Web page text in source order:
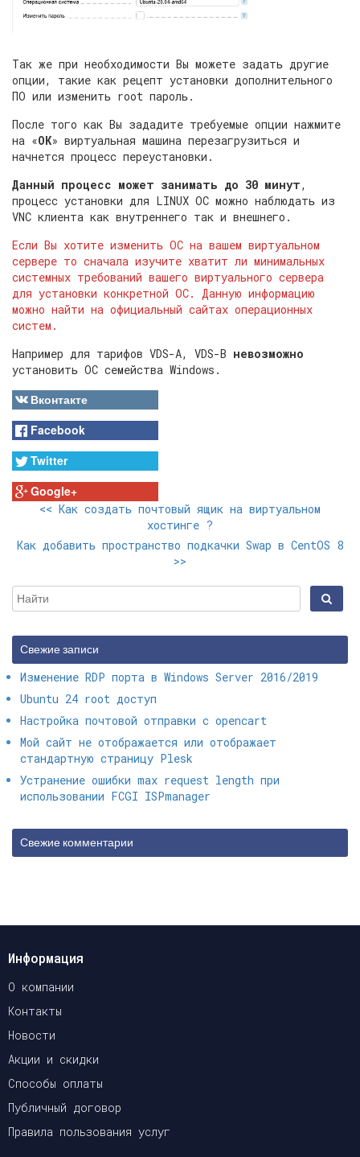
Так же при необходимости Вы можете задать другие
опции, такие как рецепт установки дополнительного
ПО или изменить root пароль.
После того как Вы зададите требуемые опции нажмите
на «ОК» виртуальная машина перезагрузиться и
начнется процесс переустановки.
Данный процесс может занимать до 30 минут,
процесс установки для LINUX ОС можно наблюдать из
VNC клиента как внутреннего так и внешнего.
Если Вы хотите изменить ОС на вашем виртуальном
сервере то сначала изучите хватит ли минимальных
системных требований вашего виртуального сервера
для установки конкретной ОС. Данную информацию
можно найти на официальный сайтах операционных
систем.
Например для тарифов VDS-A, VDS-B невозможно
установить ОС семейства Windows.
Вконтакте
Facebook
Twitter
Google+
<< Как создать почтовый ящик на виртуальном
хостинге ?
Как добавить пространство подкачки Swap в CentOS 8
>>
Свежие записи
Изменение RDP порта в Windows Server 2016/2019
Ubuntu 24 root доступ
Настройка почтовой отправки с opencart
Мой сайт не отображается или отображает
стандартную страницу Plesk
Устранение ошибки max request length при
использовании FCGI ISPmanager
Свежие комментарии
Информация
О компании
Контакты
Новости
Акции и скидки
Способы оплаты
Публичный договор
Правила пользования услуг